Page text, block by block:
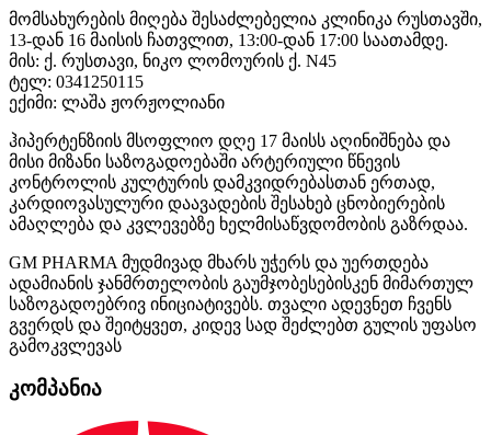
მომსახურების მიღება შესაძლებელია კლინიკა რუსთავში,
13-დან 16 მაისის ჩათვლით, 13:00-დან 17:00 საათამდე.
მის: ქ. რუსთავი, ნიკო ლომოურის ქ. N45
ტელ: 0341250115
ექიმი: ლაშა ჟორჟოლიანი
ჰიპერტენზიის მსოფლიო დღე 17 მაისს აღინიშნება და
მისი მიზანი საზოგადოებაში არტერიული წნევის
კონტროლის კულტურის დამკვიდრებასთან ერთად,
კარდიოვასულური დაავადების შესახებ ცნობიერების
ამაღლება და კვლევებზე ხელმისაწვდომობის გაზრდაა.
GM PHARMA მუდმივად მხარს უჭერს და უერთდება
ადამიანის ჯანმრთელობის გაუმჯობესებისკენ მიმართულ
საზოგადოებრივ ინიციატივებს. თვალი ადევნეთ ჩვენს
გვერდს და შეიტყვეთ, კიდევ სად შეძლებთ გულის უფასო
გამოკვლევას
კომპანია